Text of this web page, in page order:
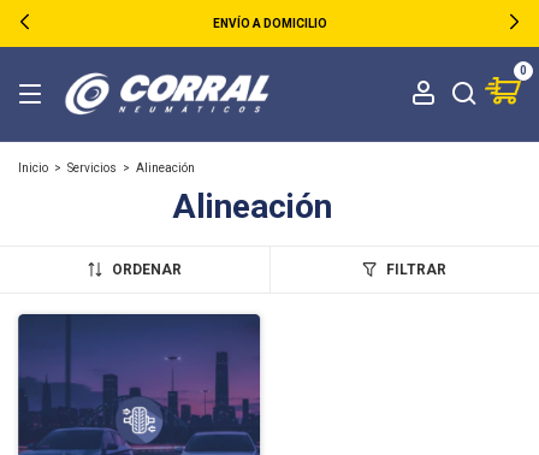
ENVÍO A DOMICILIO
0
Inicio > Servicios > Alineación
Alineación
ORDENAR FILTRAR